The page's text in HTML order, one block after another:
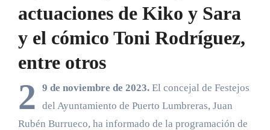
actuaciones de Kiko y Sara
y el cómico Toni Rodríguez,
entre otros
2 9 de noviembre de 2023.El concejal de Festejos
del Ayuntamiento de Puerto Lumbreras, Juan
Rubén Burrueco, ha informado de la programación de